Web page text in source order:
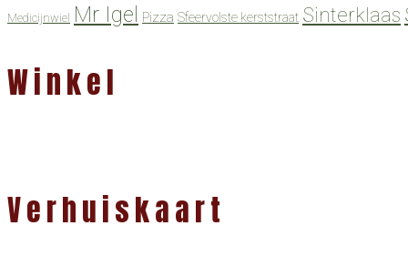
Medicijnwiel Mr Igel Pizza Sfeervolste kerststraat Sinterklaas
Winkel
Verhuiskaart